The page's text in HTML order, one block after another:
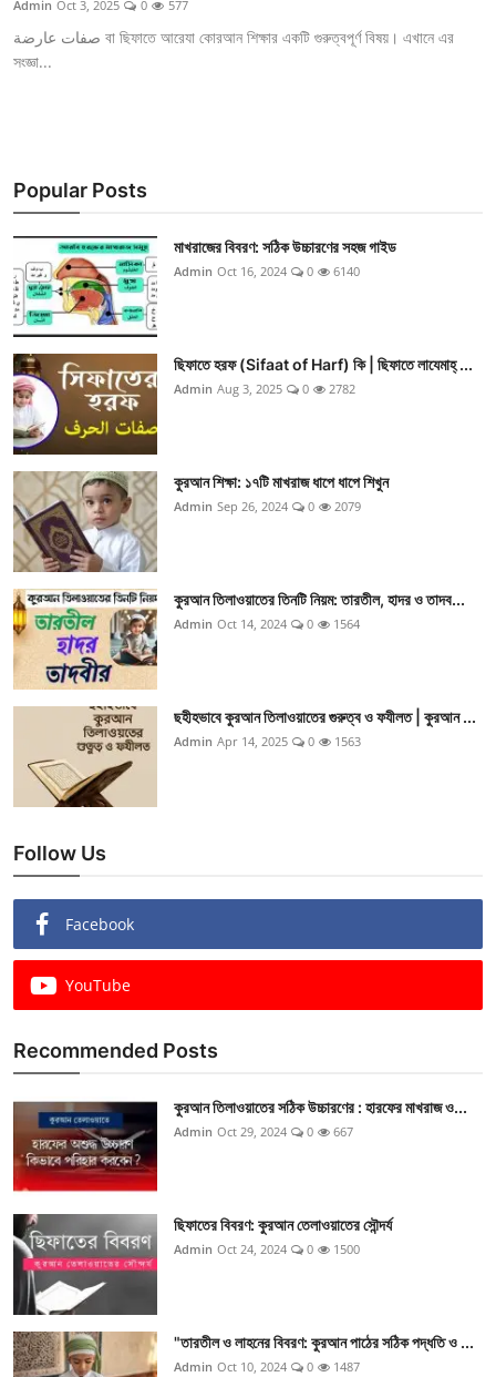
Admin Oct 3, 2025 0 577
صفات عارضة বা ছিফাতে আরেযা কোরআন শিক্ষার একটি গুরুত্বপূর্ণ বিষয়। এখানে এর
সংজ্ঞা...
Popular Posts
মাখরাজের বিবরণ: সঠিক উচ্চারণের সহজ গাইড
Admin Oct 16, 2024 0 6140
ছিফাতে হরফ (Sifaat of Harf) কি | ছিফাতে লাযেমাহ্ ...
Admin Aug 3, 2025 0 2782
কুরআন শিক্ষা: ১৭টি মাখরাজ ধাপে ধাপে শিখুন
Admin Sep 26, 2024 0 2079
কুরআন তিলাওয়াতের তিনটি নিয়ম: তারতীল, হাদর ও তাদব...
Admin Oct 14, 2024 0 1564
ছহীহভাবে কুরআন তিলাওয়াতের গুরুত্ব ও ফযীলত | কুরআন ...
Admin Apr 14, 2025 0 1563
Follow Us
Facebook
YouTube
Recommended Posts
কুরআন তিলাওয়াতের সঠিক উচ্চারণের : হারফের মাখরাজ ও...
Admin Oct 29, 2024 0 667
ছিফাতের বিবরণ: কুরআন তেলাওয়াতের সৌন্দর্য
Admin Oct 24, 2024 0 1500
"তারতীল ও লাহনের বিবরণ: কুরআন পাঠের সঠিক পদ্ধতি ও ...
Admin Oct 10, 2024 0 1487